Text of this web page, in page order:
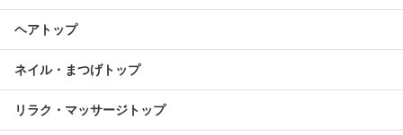
ヘアトップ
ネイル・まつげトップ
リラク・マッサージトップ